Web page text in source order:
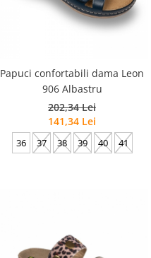
Papuci confortabili dama Leon
906 Albastru
202,34 Lei
141,34 Lei
36 37 38 39 40 41